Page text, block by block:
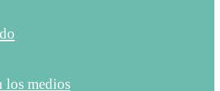
los medios